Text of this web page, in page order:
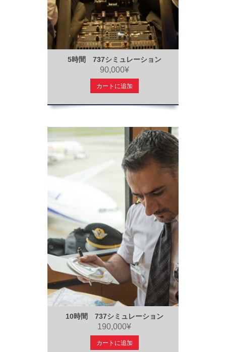
5時間 737シミュレーション
90,000¥
カートに追加
10時間 737シミュレーション
190,000¥
カートに追加